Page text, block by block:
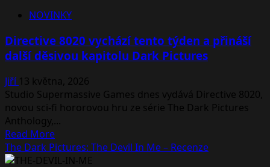
Games
na
další
ze
série
The
Dark
Pictures
Anthology
NOVINKY
Directive 8020 vychází tento týden a přináší
další děsivou kapitolu Dark Pictures
Jiří 13 května, 2026
Studio Supermassive Games dnes vydává Directive 8020,
novou sci‑fi hororovou hru ze série The Dark Pictures
Anthology,...
Read MoreRead
more
about
The Dark Pictures: The Devil In Me – Recenze